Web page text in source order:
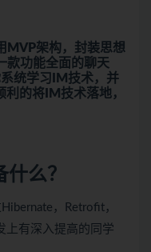
MVP架构，封装思想
款功能全面的聊天
统学习IM技术，并
的将IM技术落地，
么？
，Retrofit，
上有深入提高的同学